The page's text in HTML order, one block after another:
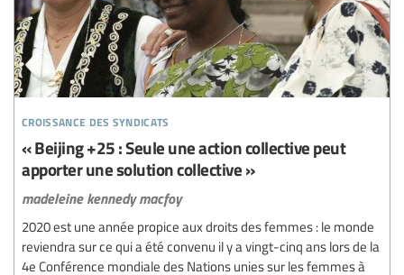
croissance des syndicats
« Beijing +25 : Seule une action collective peut
apporter une solution collective »
madeleine kennedy macfoy
2020 est une année propice aux droits des femmes : le monde
reviendra sur ce qui a été convenu il y a vingt-cinq ans lors de la
4e Conférence mondiale des Nations unies sur les femmes à